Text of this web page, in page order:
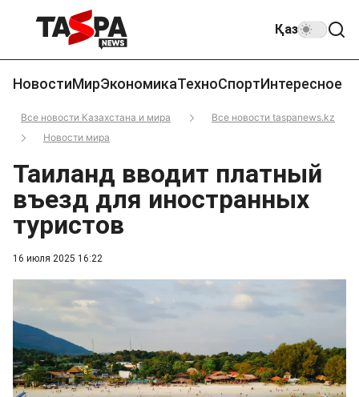
Қаз
НовостиМирЭкономикаТехноСпортИнтересное
Все новости Казахстана и мира
Все новости taspanews.kz
Новости мира
16 июля 2025 16:22
Таиланд вводит платный
въезд для иностранных
туристов